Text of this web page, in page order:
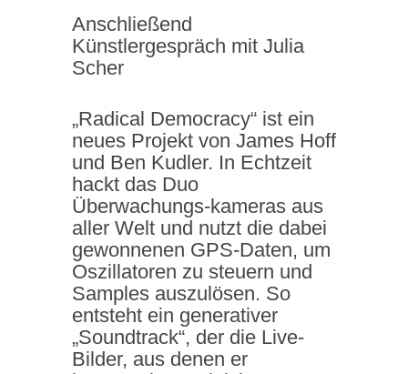
Anschließend
Künstlergespräch mit Julia
Scher
„Radical Democracy“ ist ein
neues Projekt von James Hoff
und Ben Kudler. In Echtzeit
hackt das Duo
Überwachungs-kameras aus
aller Welt und nutzt die dabei
gewonnenen GPS-Daten, um
Oszillatoren zu steuern und
Samples auszulösen. So
entsteht ein generativer
„Soundtrack“, der die Live-
Bilder, aus denen er